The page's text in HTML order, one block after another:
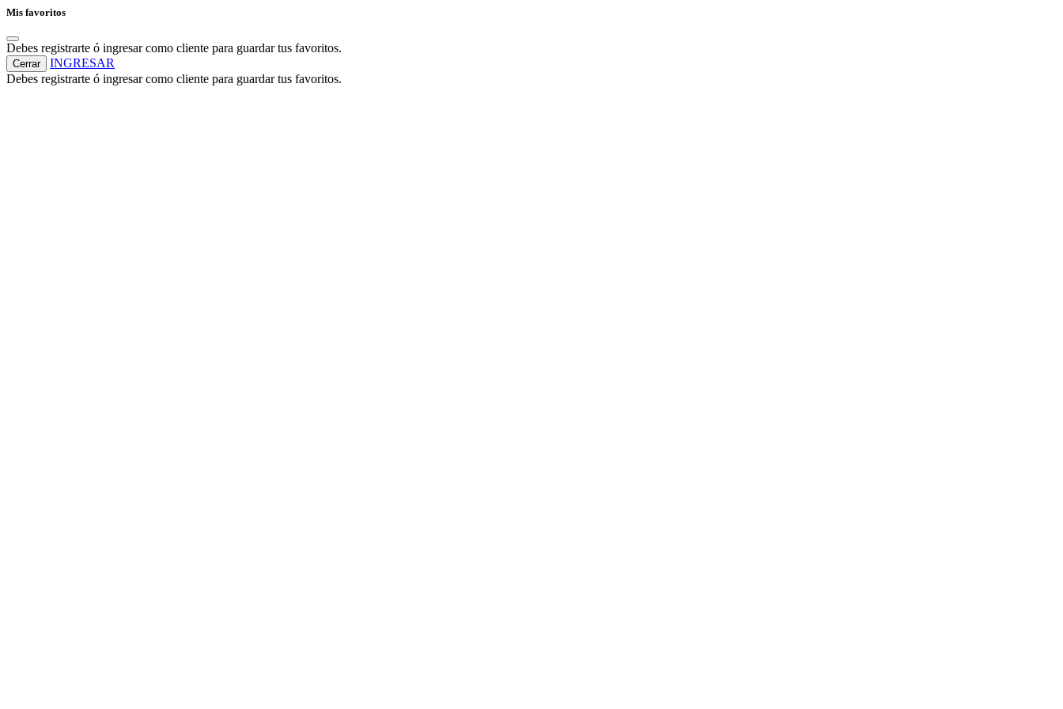
Mis favoritos
Debes registrarte ó ingresar como cliente para guardar tus favoritos.
Cerrar
INGRESAR
Debes registrarte ó ingresar como cliente para guardar tus favoritos.